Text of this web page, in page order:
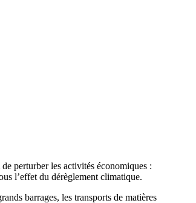
perturber les activités économiques :
l’effet du dérèglement climatique.
barrages, les transports de matières